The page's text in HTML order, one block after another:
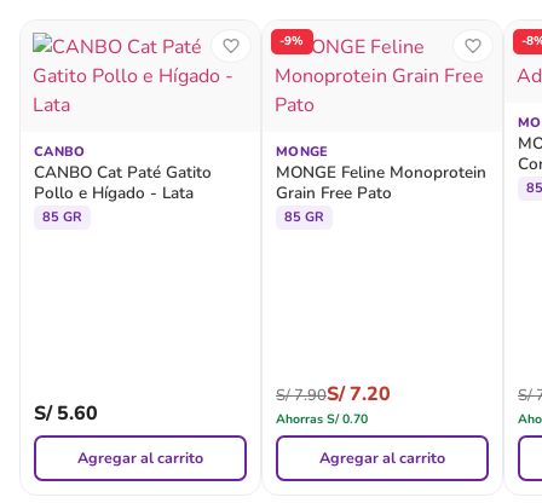
CANBO
CANBO Cat Paté Gatito
Pollo e Hígado - Lata
85 GR
S/5.60
Agregar al carrito
-9%
MONGE
MONGE Feline Monoprotein
Grain Free Pato
85 GR
S/7.90S/7.20
Ahorras S/0.70
Agregar al carrito
-
S/